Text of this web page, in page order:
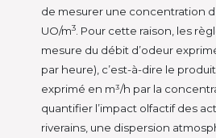
de mesurer une concentration
UO/m3 . Pour cette raison, les
mesure du débit d’odeur
par heure), c’est-à-dire le
exprimé en m³/h par la
quantifier l’impact olfactif des
riverains, une dispersion